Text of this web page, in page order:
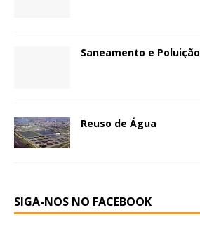
Saneamento e Poluição
Reuso de Água
SIGA-NOS NO FACEBOOK